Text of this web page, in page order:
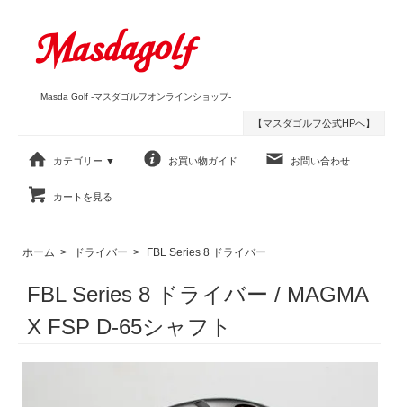
Masda Golf -マスダゴルフオンラインショップ-
カテゴリー ▼ お買い物ガイド お問い合わせ
カートを見る
【マスダゴルフ公式HPへ】
ホーム > ドライバー > FBL Series 8 ドライバー
FBL Series 8 ドライバー / MAGMA
X FSP D-65シャフト